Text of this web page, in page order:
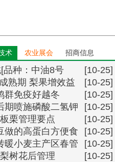
术 农业展会 招商信息
[10-25]
品种：中油8号
[10-25]
熟期 梨果增效益
[10-25]
群免疫好越冬
[10-25]
期喷施磷酸二氢钾
为什么能增产
[10-25]
板栗管理要点
[10-25]
做的高蛋白方便食
品
[10-25]
暖小麦主产区春管
技术
[10-25]
梨树花后管理